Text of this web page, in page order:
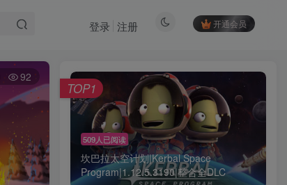
开通会员
登录 注册
92
509人已阅读
坎巴拉太空计划|Kerbal Space
Program|1.12.5.3190|整合全DLC
TOP1